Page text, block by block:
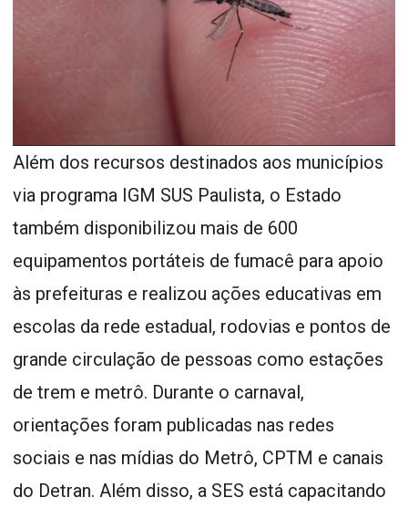
Além dos recursos destinados aos municípios
via programa IGM SUS Paulista, o Estado
também disponibilizou mais de 600
equipamentos portáteis de fumacê para apoio
às prefeituras e realizou ações educativas em
escolas da rede estadual, rodovias e pontos de
grande circulação de pessoas como estações
de trem e metrô. Durante o carnaval,
orientações foram publicadas nas redes
sociais e nas mídias do Metrô, CPTM e canais
do Detran. Além disso, a SES está capacitando